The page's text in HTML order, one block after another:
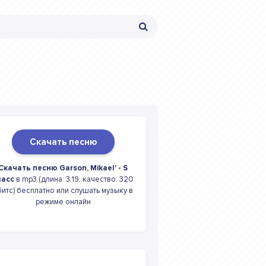
Скачать песню
песню Garson, Mikael' - S
в mp3 (длина: 3:19, качество: 320
бесплатно или слушать музыку в
режиме онлайн